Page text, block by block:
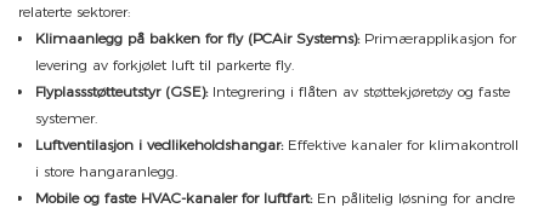
relaterte sektorer:
Klimaanlegg på bakken for fly (PCAir Systems):Primærapplikasjon for
levering av forkjølet luft til parkerte fly.
Flyplassstøtteutstyr (GSE):Integrering i flåten av støttekjøretøy og faste
systemer.
Luftventilasjon i vedlikeholdshangar:Effektive kanaler for klimakontroll
i store hangaranlegg.
Mobile og faste HVAC-kanaler for luftfart:En pålitelig løsning for andre